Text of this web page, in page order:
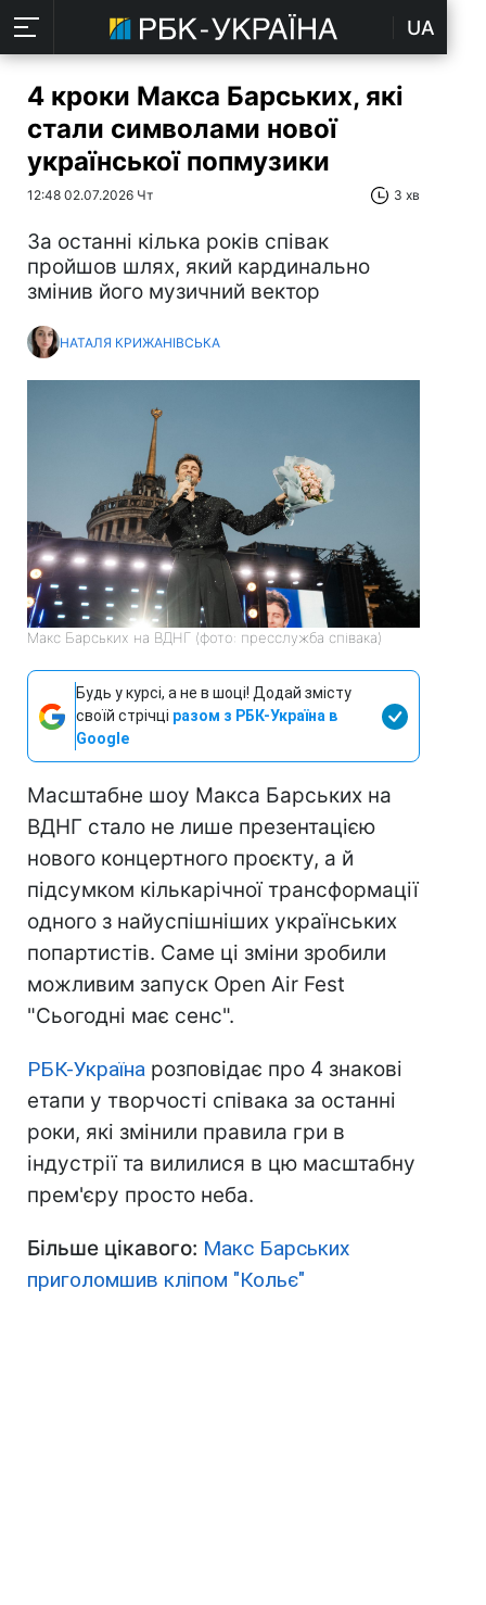
UA
4 кроки Макса Барських, які
стали символами нової
української попмузики
12:48 02.07.2026 Чт 3 хв
За останні кілька років співак
пройшов шлях, який кардинально
змінив його музичний вектор
НАТАЛЯ КРИЖАНІВСЬКА
Макс Барських на ВДНГ (фото: пресслужба співака)
Будь у курсі, а не в шоці! Додай змісту
своїй стрічці разом з РБК-Україна в
Google
Масштабне шоу Макса Барських на
ВДНГ стало не лише презентацією
нового концертного проєкту, а й
підсумком кількарічної трансформації
одного з найуспішніших українських
попартистів. Саме ці зміни зробили
можливим запуск Open Air Fest
"Сьогодні має сенс".
РБК-Україна розповідає про 4 знакові
етапи у творчості співака за останні
роки, які змінили правила гри в
індустрії та вилилися в цю масштабну
прем'єру просто неба.
Більше цікавого: Макс Барських
приголомшив кліпом "Кольє"